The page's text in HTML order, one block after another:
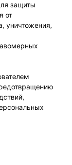
защиты
от
уничтожения,